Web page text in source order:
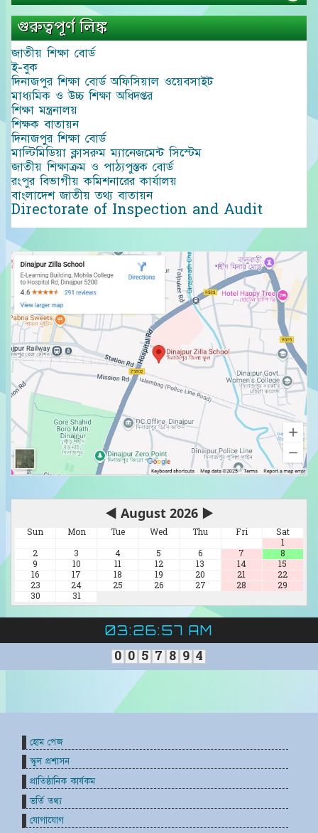
গুরুত্বপূর্ণ লিঙ্ক
জাতীয় শিক্ষা বোর্ড
ই-বুক
দিনাজপুর শিক্ষা বোর্ড অফিসিয়াল ওয়েবসাইট
মাধ্যমিক ও উচ্চ শিক্ষা অধিদপ্তর
শিক্ষা মন্ত্রনালয়
শিক্ষক বাতায়ন
দিনাজপুর শিক্ষা বোর্ড
মাল্টিমিডিয়া ক্লাসরুম ম্যানেজমেন্ট সিস্টেম
জাতীয় শিক্ষাক্রম ও পাঠ্যপুস্তক বোর্ড
রংপুর বিভাগীয় কমিশনারের কার্যালয়
বাংলাদেশ জাতীয় তথ্য বাতায়ন
Directorate of Inspection and Audit
◀ August 2026 ▶
Sun Mon Tue Wed Thu Fri
Sat
1
2
3 4 5 6 7
8
9
10 11 12 13 14
15
16
17 18 19 20 21
22
23
24 25 26 27 28
29
30
31
03:26:58 AM
0 0 5 7 8 9 4
হোম পেজ
স্কুল প্রশাসন
প্রাতিষ্ঠানিক কার্যকম
ভর্তি তথ্য
যোগাযোগ